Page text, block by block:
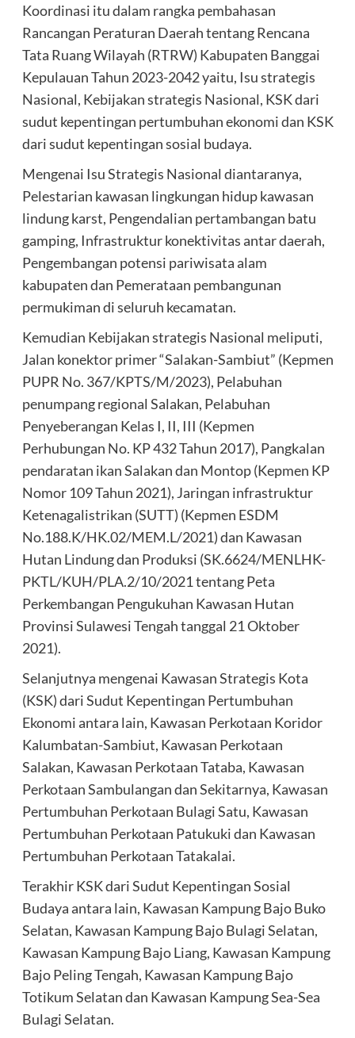
Koordinasi itu dalam rangka pembahasan
Rancangan Peraturan Daerah tentang Rencana
Tata Ruang Wilayah (RTRW) Kabupaten Banggai
Kepulauan Tahun 2023-2042 yaitu, Isu strategis
Nasional, Kebijakan strategis Nasional, KSK dari
sudut kepentingan pertumbuhan ekonomi dan KSK
dari sudut kepentingan sosial budaya.
Mengenai Isu Strategis Nasional diantaranya,
Pelestarian kawasan lingkungan hidup kawasan
lindung karst, Pengendalian pertambangan batu
gamping, Infrastruktur konektivitas antar daerah,
Pengembangan potensi pariwisata alam
kabupaten dan Pemerataan pembangunan
permukiman di seluruh kecamatan.
Kemudian Kebijakan strategis Nasional meliputi,
Jalan konektor primer “Salakan-Sambiut” (Kepmen
PUPR No. 367/KPTS/M/2023), Pelabuhan
penumpang regional Salakan, Pelabuhan
Penyeberangan Kelas I, II, III (Kepmen
Perhubungan No. KP 432 Tahun 2017), Pangkalan
pendaratan ikan Salakan dan Montop (Kepmen KP
Nomor 109 Tahun 2021), Jaringan infrastruktur
Ketenagalistrikan (SUTT) (Kepmen ESDM
No.188.K/HK.02/MEM.L/2021) dan Kawasan
Hutan Lindung dan Produksi (SK.6624/MENLHK-
PKTL/KUH/PLA.2/10/2021 tentang Peta
Perkembangan Pengukuhan Kawasan Hutan
Provinsi Sulawesi Tengah tanggal 21 Oktober
2021).
Selanjutnya mengenai Kawasan Strategis Kota
(KSK) dari Sudut Kepentingan Pertumbuhan
Ekonomi antara lain, Kawasan Perkotaan Koridor
Kalumbatan-Sambiut, Kawasan Perkotaan
Salakan, Kawasan Perkotaan Tataba, Kawasan
Perkotaan Sambulangan dan Sekitarnya, Kawasan
Pertumbuhan Perkotaan Bulagi Satu, Kawasan
Pertumbuhan Perkotaan Patukuki dan Kawasan
Pertumbuhan Perkotaan Tatakalai.
Terakhir KSK dari Sudut Kepentingan Sosial
Budaya antara lain, Kawasan Kampung Bajo Buko
Selatan, Kawasan Kampung Bajo Bulagi Selatan,
Kawasan Kampung Bajo Liang, Kawasan Kampung
Bajo Peling Tengah, Kawasan Kampung Bajo
Totikum Selatan dan Kawasan Kampung Sea-Sea
Bulagi Selatan.